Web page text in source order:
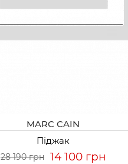
MARC CAIN
Піджак
28 190 грн 14 100 грн